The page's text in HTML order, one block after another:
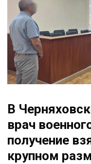
В
врач
получение
крупном